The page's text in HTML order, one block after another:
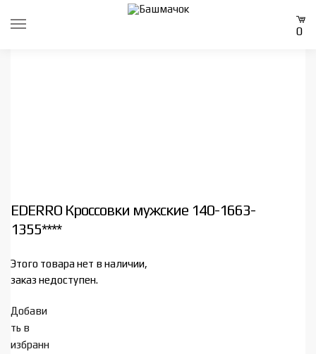
0
EDERRO Кроссовки мужские 140-1663-
1355****
Этого товара нет в наличии,
заказ недоступен.
Добави
ть в
избранн